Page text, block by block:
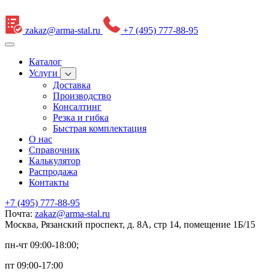
zakaz@arma-stal.ru +7 (495) 777-88-95
Каталог
Услуги
Доставка
Производство
Консалтинг
Резка и гибка
Быстрая комплектация
О нас
Справочник
Калькулятор
Распродажа
Контакты
+7 (495) 777-88-95
Почта: zakaz@arma-stal.ru
Москва, Рязанский проспект, д. 8А, стр 14, помещение 1Б/15
пн-чт 09:00-18:00;
пт 09:00-17:00